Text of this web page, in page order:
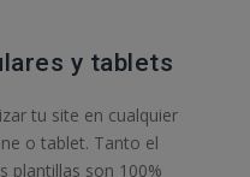
y tablets
tu site en cualquier
o tablet. Tanto el
plantillas son 100%